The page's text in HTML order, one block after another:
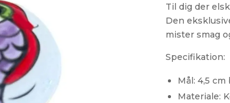
Til dig der
Den
mister smag
Specifikation:
Mål: 4,5
Materiale: